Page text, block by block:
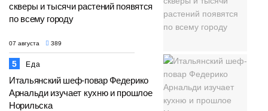
скверы и тысячи растений появятся
по всему городу
07 августа 389
5 Еда
Итальянский шеф-повар Федерико
Арнальди изучает кухню и прошлое
Норильска